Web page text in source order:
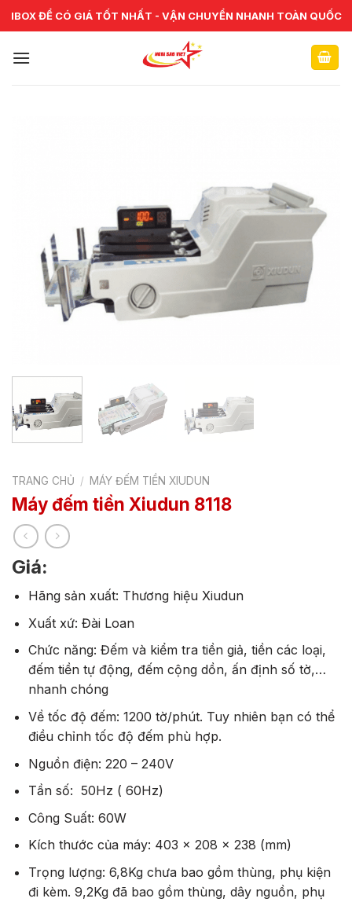
Skip
to
CHUYÊN CUNG CẤP VÀ SỬA CHỮA VẬT TƯ NGÂN HÀNG TOÀN
QUỐC
TRANG CHỦ / MÁY ĐẾM TIỀN XIUDUN
Máy đếm tiền Xiudun 8118
Giá:
Hãng sản xuất: Thương hiệu Xiudun
Xuất xứ: Đài Loan
Chức năng: Đếm và kiểm tra tiền giả, tiền các loại,
đếm tiền tự động, đếm cộng dồn, ấn định số tờ,…
nhanh chóng
Về tốc độ đếm: 1200 tờ/phút. Tuy nhiên bạn có thể
điều chỉnh tốc độ đếm phù hợp.
Nguồn điện: 220 – 240V
Tần số: 50Hz ( 60Hz)
Công Suất: 60W
Kích thước của máy: 403 x 208 x 238 (mm)
Trọng lượng: 6,8Kg chưa bao gồm thùng, phụ kiện
đi kèm. 9,2Kg đã bao gồm thùng, dây nguồn, phụ
IBOX ĐỂ CÓ GIÁ TỐT NHẤT - VẬN CHUYỂN NHANH TOÀN QUỐC